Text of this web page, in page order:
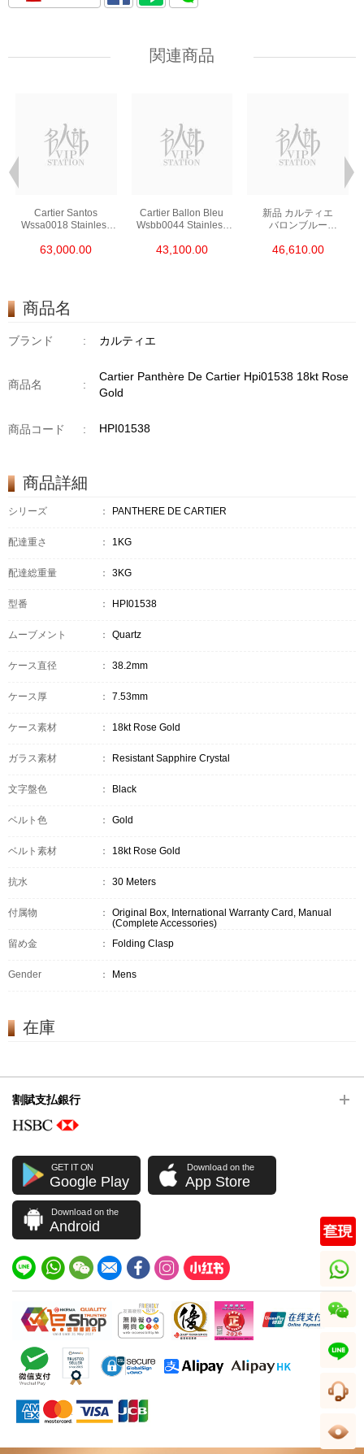
関連商品
Cartier Santos
Wssa0018 Stainless
63,000.00
Cartier Ballon Bleu
Wsbb0044 Stainless
43,100.00
新品 カルティエ
バロンブルー
クォーツ We902073
46,610.00
商品名
ブランド : カルティエ
商品名 :
Cartier Panthère De Cartier Hpi01538 18kt Rose
Gold
商品コード : HPI01538
商品詳細
シリーズ ： PANTHÈRE DE CARTIER
配達重さ ： 1KG
配達総重量 ： 3KG
型番 ： HPI01538
ムーブメント ： Quartz
ケース直径 ： 38.2mm
ケース厚 ： 7.53mm
ケース素材 ： 18kt Rose Gold
ガラス素材 ： Resistant Sapphire Crystal
文字盤色 ： Black
ベルト色 ： Gold
ベルト素材 ： 18kt Rose Gold
抗水 ： 30 Meters
付属物 ：
Original Box, International Warranty Card, Manual
(Complete Accessories)
留め金
： Folding Clasp
Gender ： Mens
在庫
割賦支払銀行
GET IT ON
Google Play
Download on the
App Store
Download on the
Android
whatsapp